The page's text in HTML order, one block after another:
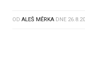
OD ALEŠ MĚRKA DNE